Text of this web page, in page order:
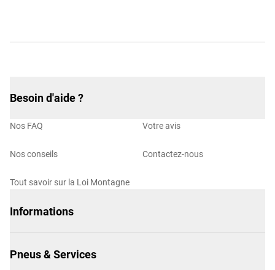
Besoin d'aide ?
Nos FAQ
Nos conseils
Tout savoir sur la Loi Montagne
Votre avis
Contactez-nous
Informations
Pneus & Services